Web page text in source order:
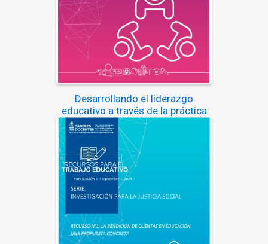
Desarrollando el liderazgo
educativo a través de la práctica